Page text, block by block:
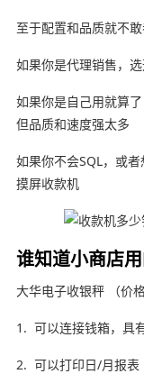
至于配置和品质就不
如果你是代理销售，
如果你是自己用就算
但品质和速度强太多
如果你不会SQL，或
摸屏收款机
谁知道小商店
大华电子收银秤 （价
1. 可以连接钱箱，具
2. 可以打印日/月报表